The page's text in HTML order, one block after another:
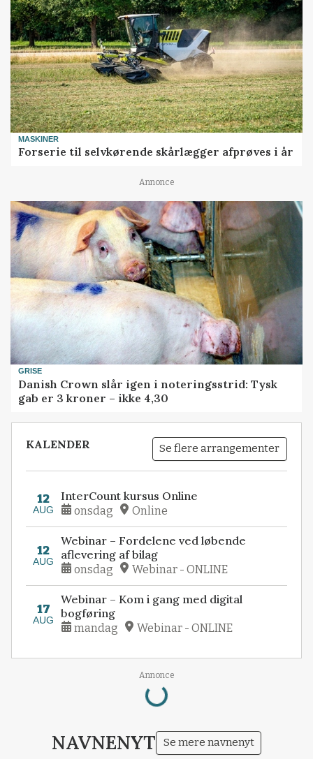
MASKINER
Forserie til selvkørende skårlægger afprøves i år
Annonce
GRISE
Danish Crown slår igen i noteringsstrid: Tysk
gab er 3 kroner – ikke 4,30
KALENDER Se flere arrangementer
12
AUG
InterCount kursus Online
onsdag Online
12
AUG
Webinar – Fordelene ved løbende
aflevering af bilag
onsdag Webinar - ONLINE
17
AUG
Webinar – Kom i gang med digital
bogføring
mandag Webinar - ONLINE
Annonce
Loading...
NAVNENYT Se mere navnenyt